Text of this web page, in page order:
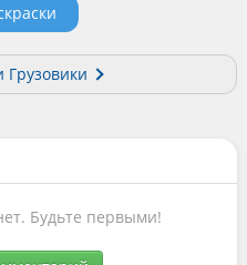
Грузовики
Будьте первыми!